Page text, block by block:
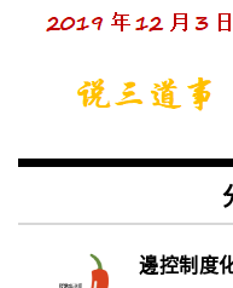
邊控制度